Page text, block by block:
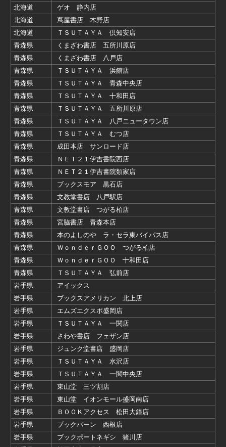
北海道
ゲオ 静内店
北海道
蔦屋書店 木野店
北海道
ＴＳＵＴＡＹＡ 倶知安店
青森県
くまざわ書店 五所川原店
青森県
くまざわ書店 八戸店
青森県
ＴＳＵＴＡＹＡ 浜館店
青森県
ＴＳＵＴＡＹＡ 青森中央店
青森県
ＴＳＵＴＡＹＡ 十和田店
青森県
ＴＳＵＴＡＹＡ 五所川原店
青森県
ＴＳＵＴＡＹＡ 八戸ニュータウン店
青森県
ＴＳＵＴＡＹＡ むつ店
青森県
成田本店 サンロード店
青森県
ＮＥＴ２１伊吉書院西店
青森県
ＮＥＴ２１伊吉書院類家店
青森県
ブックスモア 黒石店
青森県
文教堂書店 八戸駅店
青森県
文教堂書店 つがる柏店
青森県
宮脇書店 青森本店
青森県
本のよしのや ラ・セラ東バイパス店
青森県
ＷｏｎｄｅｒＧＯＯ つがる柏店
青森県
ＷｏｎｄｅｒＧＯＯ 十和田店
青森県
ＴＳＵＴＡＹＡ 弘前店
岩手県
アイックス
岩手県
ブックスアメリカン 北上店
岩手県
エムズエクスポ盛岡店
岩手県
ＴＳＵＴＡＹＡ 一関店
岩手県
さわや書店 フェザン店
岩手県
ジュンク堂書店 盛岡店
岩手県
ＴＳＵＴＡＹＡ 水沢店
岩手県
ＴＳＵＴＡＹＡ 一関中央店
岩手県
東山堂 三ツ割店
岩手県
東山堂 イオンモール盛岡南店
岩手県
ＢＯＯＫアクセス 松田大鐘店
岩手県
ブックバーン 西根店
岩手県
ブックポートネギシ 猪川店